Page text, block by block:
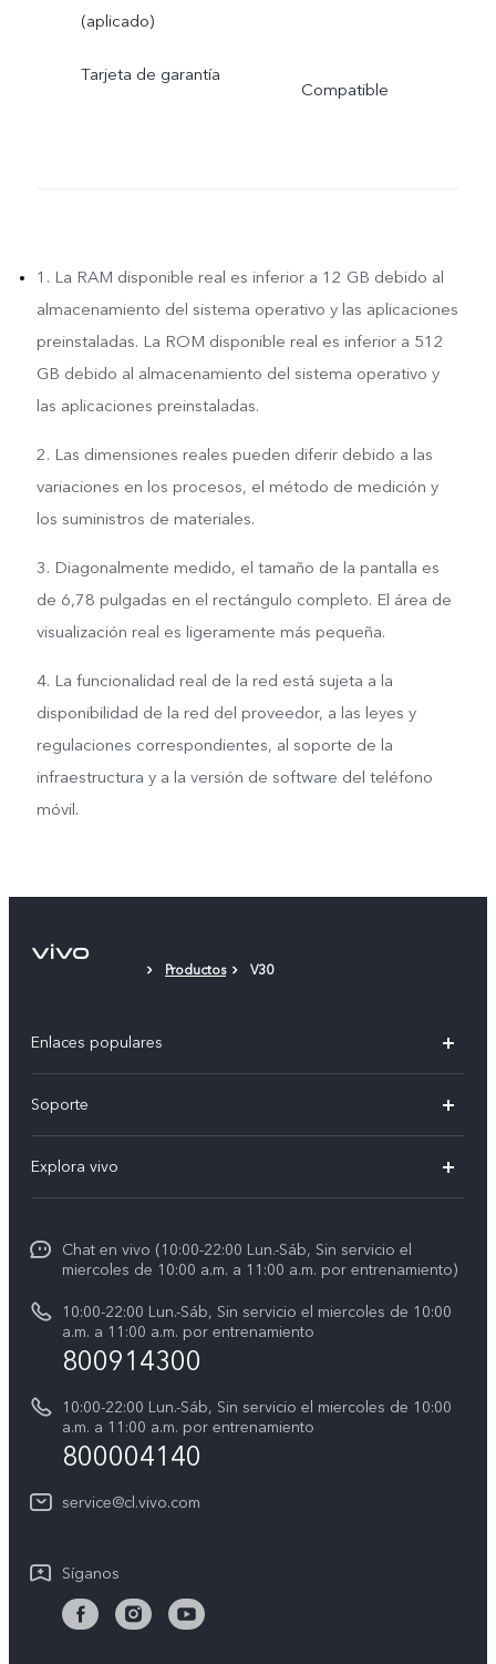
(aplicado)
Tarjeta de garantía
Compatible
1. La RAM disponible real es inferior a 12 GB debido al
almacenamiento del sistema operativo y las aplicaciones
preinstaladas. La ROM disponible real es inferior a 512
GB debido al almacenamiento del sistema operativo y
las aplicaciones preinstaladas.
2. Las dimensiones reales pueden diferir debido a las
variaciones en los procesos, el método de medición y
los suministros de materiales.
3. Diagonalmente medido, el tamaño de la pantalla es
de 6,78 pulgadas en el rectángulo completo. El área de
visualización real es ligeramente más pequeña.
4. La funcionalidad real de la red está sujeta a la
disponibilidad de la red del proveedor, a las leyes y
regulaciones correspondientes, al soporte de la
infraestructura y a la versión de software del teléfono
móvil.
Productos V30
Enlaces populares
V60 Lite 5G
Y21d
Y38 5G
Y31 5G
Soporte
Funtouch OS
Autenticación de IMEI
Manual del usuario
Servicio de Agendamiento
Instrucciones de la garantía de vivo
Explora vivo
La vida en vivo
Acerca de nosotros
Avisos legales
Centro de privacidad de vivo
Chat en vivo (10:00-22:00 Lun.-Sáb, Sin servicio el
miercoles de 10:00 a.m. a 11:00 a.m. por entrenamiento)
10:00-22:00 Lun.-Sáb, Sin servicio el miercoles de 10:00
a.m. a 11:00 a.m. por entrenamiento
800914300
10:00-22:00 Lun.-Sáb, Sin servicio el miercoles de 10:00
a.m. a 11:00 a.m. por entrenamiento
800004140
service@cl.vivo.com
Síganos